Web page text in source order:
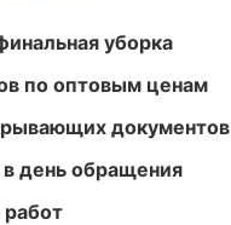
уборка
по оптовым ценам
документов
день обращения